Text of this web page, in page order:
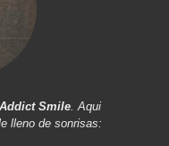
Addict Smile. Aqui
lleno de sonrisas: